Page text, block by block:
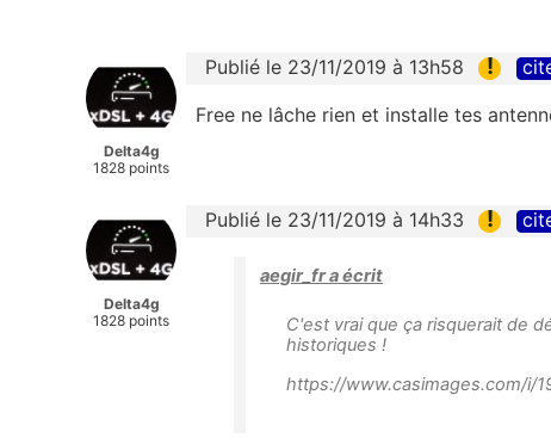
Delta4g
1828 points
Publié le 23/11/2019 à 13h58 !
Free ne lâche rien et installe tes
Delta4g
1828 points
Publié le 23/11/2019 à 14h33 !
aegir_fr a écrit
C'est vrai que ça risquerait de
historiques !
https://www.casimages.com/i/